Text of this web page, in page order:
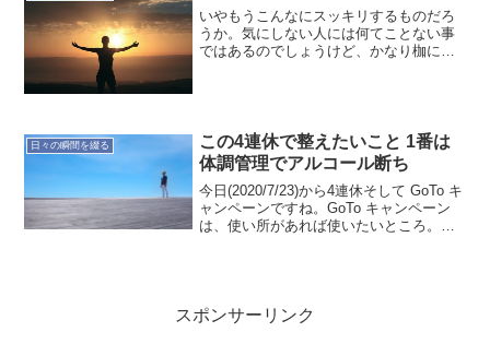
いやもうこんなにスッキリするものだろ
うか。気にしない人には何てことない事
ではあるのでしょうけど、かなり枷にな
日々の瞬間を綴る
この4連休で整えたいこと 1番は
体調管理でアルコール断ち
今日(2020/7/23)から4連休そして GoTo キ
ャンペーンですね。GoTo キャンペーン
は、使い所があれば使いたいところ。僕
スポンサーリンク